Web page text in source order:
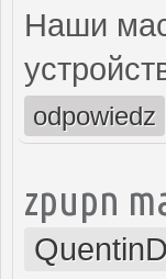
Наши
odpowiedz
zpupn